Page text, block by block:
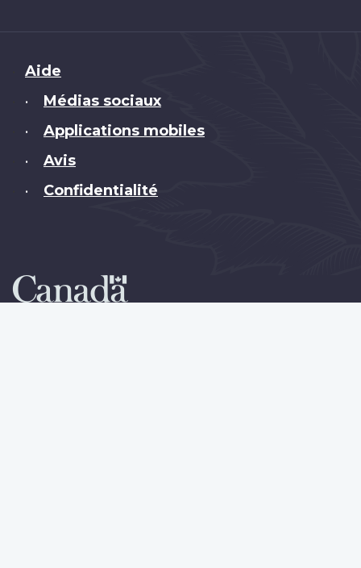
Brand
Aide
• Médias sociaux
• Applications mobiles
• Avis
• Confidentialité